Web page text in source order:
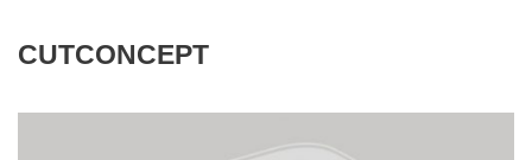
CUTCONCEPT